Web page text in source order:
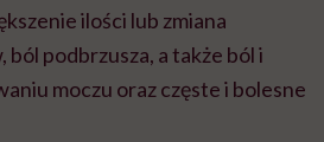
ilości lub zmiana
podbrzusza, a także ból i
moczu oraz częste i bolesne